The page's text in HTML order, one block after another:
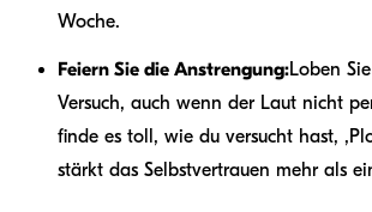
Woche.
Feiern Sie die Anstrengung:Loben
Versuch, auch wenn der Laut nicht
finde es toll, wie du versucht hast,
stärkt das Selbstvertrauen mehr als